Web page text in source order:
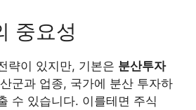
중요성
략이 있지만, 기본은 분산투자
군과 업종, 국가에 분산 투자하
수 있습니다. 이를테면 주식